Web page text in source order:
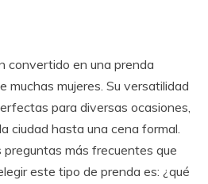
convertido en una prenda
muchas mujeres. Su versatilidad
para diversas ocasiones,
ciudad hasta una cena formal.
preguntas más frecuentes que
este tipo de prenda es: ¿qué